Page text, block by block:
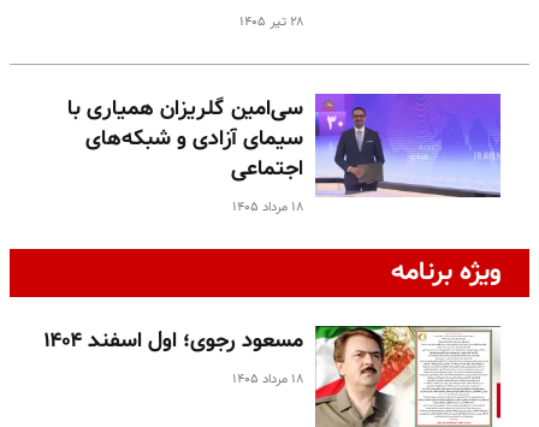
۲۸ تیر ۱۴۰۵
سی‌امین گلریزان همیاری با
سیمای آزادی و شبکه‌های
اجتماعی
۱۸ مرداد ۱۴۰۵
ویژه برنامه
مسعود رجوی؛ اول اسفند ۱۴۰۴
۱۸ مرداد ۱۴۰۵